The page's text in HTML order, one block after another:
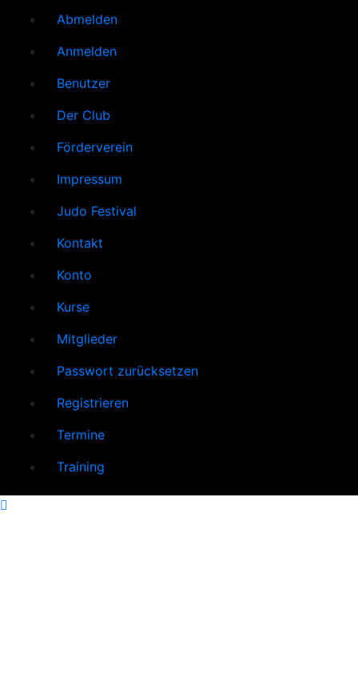
Abmelden
Anmelden
Benutzer
Der Club
Förderverein
Impressum
Judo Festival
Kontakt
Konto
Kurse
Mitglieder
Passwort zurücksetzen
Registrieren
Termine
Training